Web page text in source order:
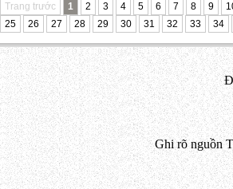
Trang trước 1 2 3 4 5 6 7 8 9
25
26 27 28 29 30 31 32 33 34
Ghi rõ nguồn